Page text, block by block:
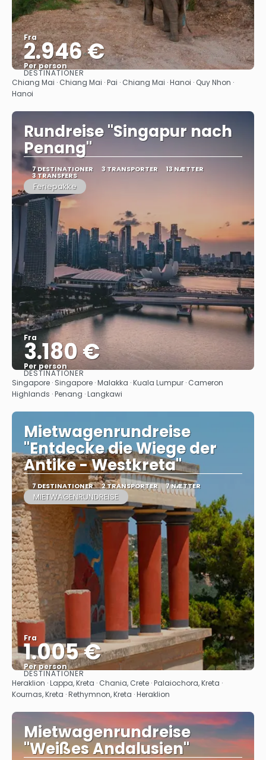
Fra
2.946 €
Per person
Se
DESTINATIONER
Chiang Mai · Chiang Mai · Pai · Chiang Mai · Hanoi · Quy Nhon ·
Hanoi
Rundreise "Singapur nach
Penang"
7 DESTINATIONER 3 TRANSPORTER 13 NÆTTER
3 TRANSFERS
Feriepakke
Fra
3.180 €
Per person
Se
DESTINATIONER
Singapore · Singapore · Malakka · Kuala Lumpur · Cameron
Highlands · Penang · Langkawi
Mietwagenrundreise
"Entdecke die Wiege der
Antike - Westkreta"
7 DESTINATIONER 2 TRANSPORTER 7 NÆTTER
MIETWAGENRUNDREISE
Fra
1.005 €
Per person
Se
DESTINATIONER
Heraklion · Lappa, Kreta · Chania, Crete · Palaiochora, Kreta ·
Kournas, Kreta · Rethymnon, Kreta · Heraklion
Mietwagenrundreise
"Weißes Andalusien"